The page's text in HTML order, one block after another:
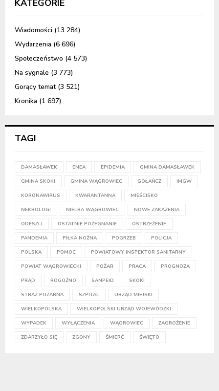
KATEGORIE
Wiadomości (13 284)
Wydarzenia (6 696)
Społeczeństwo (4 573)
Na sygnale (3 773)
Gorący temat(3 521)
Kronika (1 697)
TAGI
DAMASŁAWEK ENEA EPIDEMIA GMINA DAMASŁAWEK
GMINA SKOKI GMINA WĄGROWIEC GOŁAŃCZ IMGW
KORONAWIRUS KWARANTANNA MIEŚCISKO
NEKROLOGI NIELBA WĄGROWIEC NOWE ZAKAŻENIA
ODESZLI OSTATNIE POŻEGNANIE OSTRZEŻENIE
PANDEMIA PIŁKA NOŻNA POGRZEB POLICJA
POLSKA POMOC POWIATOWY INSPEKTOR SANITARNY
POWIAT WĄGROWIECKI POŻAR PRACA PROGNOZA
PRĄD ROGOŹNO SANPEID SKOKI
STRAŻ POŻARNA SZPITAL URZĄD MIEJSKI
WIELKOPOLSKA WIELKOPOLSKI URZĄD WOJEWÓDZKI
WYPADEK WYŁĄCZENIA WĄGROWIEC ZAGROŻENIE
ZDARZYŁO SIĘ ZGONY ŚMIERĆ ŚWIĘTO